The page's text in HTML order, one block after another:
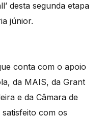
desta segunda etapa
júnior.
conta com o apoio
da MAIS, da Grant
e da Câmara de
com os